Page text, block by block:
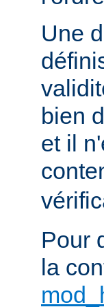
Une
bien
et il
Pour
la